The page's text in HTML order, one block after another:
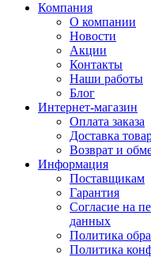
Компания
О компании
Новости
Акции
Контакты
Наши работы
Блог
Интернет-магазин
Оплата заказа
Доставка
Возврат и
Информация
Поставщикам
Гарантия
Согласие на
данных
Политика
Политика